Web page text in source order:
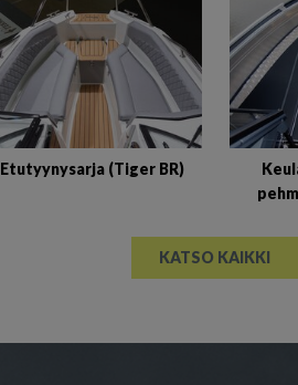
Etutyynysarja (Tiger BR)
KATSO KAIKKI